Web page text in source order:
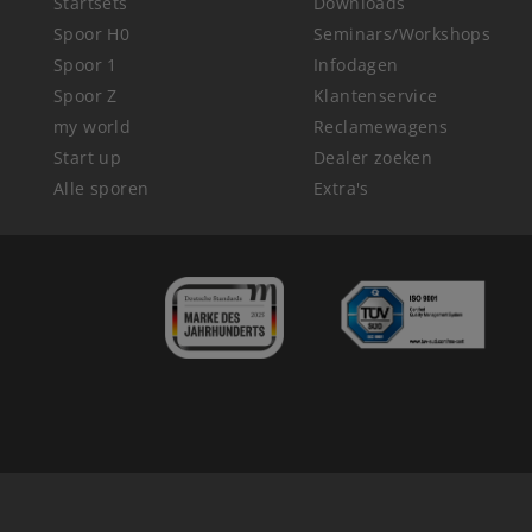
Spoor H0
Spoor 1
Spoor Z
my world
Start up
Alle sporen
Seminars/Workshops
Infodagen
Klantenservice
Reclamewagens
Dealer zoeken
Extra's